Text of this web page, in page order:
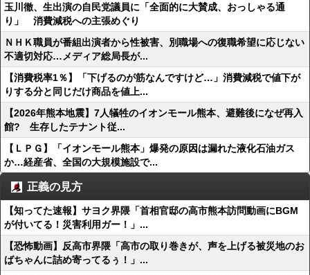
玉川徹、生出演の自民党議員に「全面的に大賛成、おっしゃる通
り」 消費減税への主張めぐり
ＮＨＫ職員が番組出演者から性被害、別職場への復職希望に応じない
不適切対応…メディア総局長が...
【消費税率1％】「下げるのが筋なんですけど…」消費減税で値下が
りする分と同じだけ商品を値上...
【2026年熊本地震】7人犠牲のイオンモール熊本、避難後になぜ再入
館? 生存したテナント従...
【ＬＰＧ】「イオンモール熊本」爆発の原因は漏れた液化石油ガス
か…経産省、全国の大規模施設で...
正義の見方
【知ってた速報】サヨク界隈「首相官邸の高市熊本訪問動画にBGM
が付いてる！災害利用ガー！」...
【恐怖動画】反高市界隈「高市の取り巻きが、声を上げる被災地のお
ばちゃんに詰め寄ってるぅ！」...